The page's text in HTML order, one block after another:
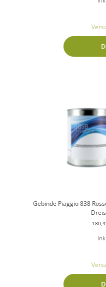
Gebinde Piaggio 838